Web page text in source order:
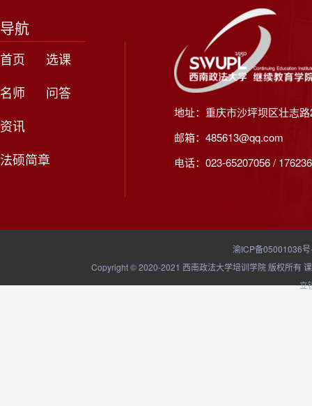
导航
首页
选课
名师
问答
资讯
法硕简章
地址：重庆市沙坪坝区壮志
邮箱：485613@qq.com
电话：023-65207056 /
渝ICP备05001036
Copyright © 2020-2021 西南政法大学培训学院 版权所有
立